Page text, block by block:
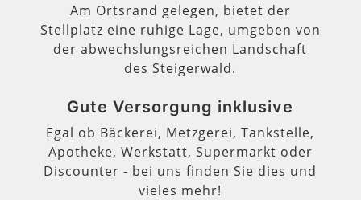
Am Ortsrand gelegen, bietet der
Stellplatz eine ruhige Lage, umgeben von
der abwechslungsreichen Landschaft
des Steigerwald.
Gute Versorgung inklusive
Egal ob Bäckerei, Metzgerei, Tankstelle,
Apotheke, Werkstatt, Supermarkt oder
Discounter - bei uns finden Sie dies und
vieles mehr!